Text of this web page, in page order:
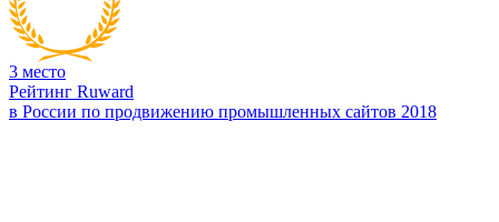
3 место
Рейтинг Ruward
в России по продвижению промышленных сайтов 2018